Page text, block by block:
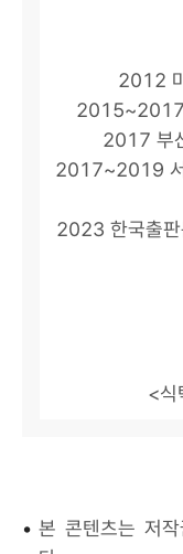
2012
2015~2017
2017 부
2017~2019 서
2023 한국출판
<식
• 본 콘텐츠는 저